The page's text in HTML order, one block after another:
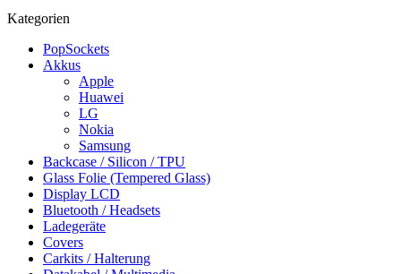
Kategorien
PopSockets
Akkus
Apple
Huawei
LG
Nokia
Samsung
Backcase / Silicon / TPU
Glass Folie (Tempered Glass)
Display LCD
Bluetooth / Headsets
Ladegeräte
Covers
Carkits / Halterung